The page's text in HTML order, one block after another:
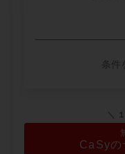
条件
＼
CaSyの